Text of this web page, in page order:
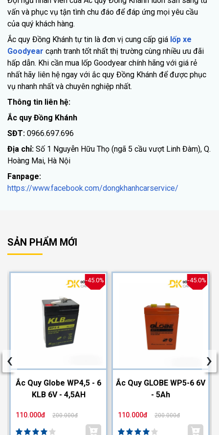
vấn và phục vụ tận tình chu đáo để đáp ứng mọi yêu cầu
của quý khách hàng.
Ắc quy Đồng Khánh tự tin là đơn vị cung cấp giá lốp xe
Goodyear cạnh tranh tốt nhất thị trường cùng nhiều ưu đãi
hấp dẫn. Khi cần mua lốp Goodyear chính hãng với giá rẻ
nhất hãy liên hệ ngay với ắc quy Đồng Khánh để được phục
vụ nhanh nhất và chuyên nghiệp nhất.
Thông tin liên hệ:
Ắc quy Đồng Khánh
SĐT: 0966.697.696
Địa chỉ: Số 1 Nguyễn Hữu Thọ (ngã 5 cầu vượt Linh Đàm), Q.
Hoàng Mai, Hà Nội
Fanpage:
https://www.facebook.com/dongkhanhcarservice/
SẢN PHẨM MỚI
-45.0%
Ắc Quy Globe WP4,5 - 6
KLB 6V - 4,5AH
110.000đ 200.000đ
-45.0%
Ắc Quy GLOBE WP5-6 6V
- 5Ah
110.000đ 200.000đ
‹ ›